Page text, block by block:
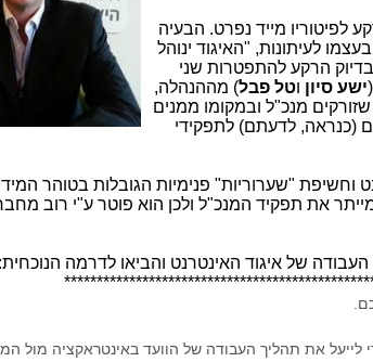
לפיטוריו מייד נפרט. הבעיה
לעיתונות, "האיגוד ינוהל
הרקע להתפטרות שני
ישע סיון וטל פבל) מההנהלה,
מנכ"ל ובמקומו ממנים
(כנראה, לדעתם) לתפקידי
וחשיפת "שערוריות" פנימיות הגובלות בטוהר
את תפקיד המנכ"ל ולכן הוא פוטר ע"י רוב
של איגוד האינטרנט והביאו לדרמה הנוכחית:
לייעל את תהליך העבודה של הוועד באינטראקציה מול